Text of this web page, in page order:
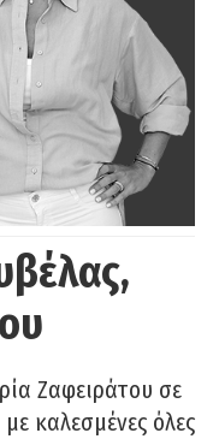
Ζαφειράτου σε
καλεσμένες όλες